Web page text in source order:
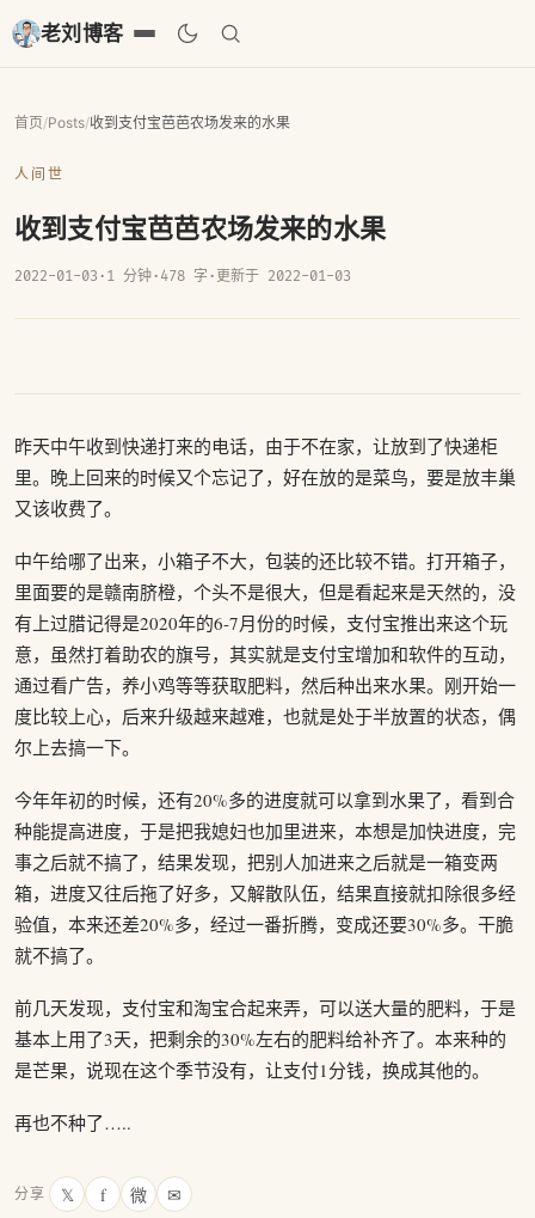
老刘博客
首页/Posts/收到支付宝芭芭农场发来的水果
人间世
收到支付宝芭芭农场发来的水果
2022-01-03 · 1 分钟· 478 字 · 更新于 2022-01-03
昨天中午收到快递打来的电话，由于不在家，让放到了快递柜
里。晚上回来的时候又个忘记了，好在放的是菜鸟，要是放丰巢
又该收费了。
中午给哪了出来，小箱子不大，包装的还比较不错。打开箱子，
里面要的是赣南脐橙，个头不是很大，但是看起来是天然的，没
有上过腊记得是2020年的6-7月份的时候，支付宝推出来这个玩
意，虽然打着助农的旗号，其实就是支付宝增加和软件的互动，
通过看广告，养小鸡等等获取肥料，然后种出来水果。刚开始一
度比较上心，后来升级越来越难，也就是处于半放置的状态，偶
尔上去搞一下。
今年年初的时候，还有20%多的进度就可以拿到水果了，看到合
种能提高进度，于是把我媳妇也加里进来，本想是加快进度，完
事之后就不搞了，结果发现，把别人加进来之后就是一箱变两
箱，进度又往后拖了好多，又解散队伍，结果直接就扣除很多经
验值，本来还差20%多，经过一番折腾，变成还要30%多。干脆
就不搞了。
前几天发现，支付宝和淘宝合起来弄，可以送大量的肥料，于是
基本上用了3天，把剩余的30%左右的肥料给补齐了。本来种的
是芒果，说现在这个季节没有，让支付1分钱，换成其他的。
再也不种了…..
分享 𝕏 f 微 ✉